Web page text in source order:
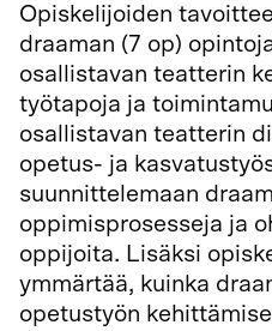
Opiskelijoiden
draaman (7 op)
osallistavan teatterin
työtapoja ja
osallistavan teatterin
opetus- ja
suunnittelemaan
oppimisprosesseja ja
oppijoita. Lisäksi
ymmärtää, kuinka
opetustyön